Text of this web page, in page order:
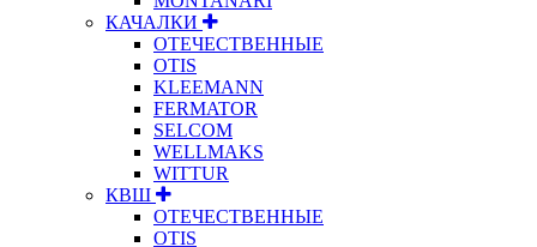
КАЧАЛКИ
ОТЕЧЕСТВЕННЫЕ
OTIS
KLEEMANN
FERMATOR
SELCOM
WELLMAKS
WITTUR
КВШ
ОТЕЧЕСТВЕННЫЕ
OTIS